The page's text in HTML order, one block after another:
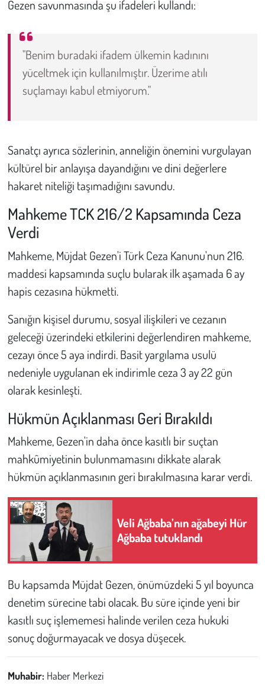
Gezen savunmasında şu ifadeleri kullandı:
"Benim buradaki ifadem ülkemin kadınını
yüceltmek için kullanılmıştır. Üzerime atılı
suçlamayı kabul etmiyorum."
Sanatçı ayrıca sözlerinin, anneliğin önemini vurgulayan
kültürel bir anlayışa dayandığını ve dini değerlere
hakaret niteliği taşımadığını savundu.
Mahkeme TCK 216/2 Kapsamında Ceza
Verdi
Mahkeme, Müjdat Gezen'i Türk Ceza Kanunu'nun 216.
maddesi kapsamında suçlu bularak ilk aşamada 6 ay
hapis cezasına hükmetti.
Sanığın kişisel durumu, sosyal ilişkileri ve cezanın
geleceği üzerindeki etkilerini değerlendiren mahkeme,
cezayı önce 5 aya indirdi. Basit yargılama usulü
nedeniyle uygulanan ek indirimle ceza 3 ay 22 gün
olarak kesinleşti.
Hükmün Açıklanması Geri Bırakıldı
Mahkeme, Gezen'in daha önce kasıtlı bir suçtan
mahkûmiyetinin bulunmamasını dikkate alarak
hükmün açıklanmasının geri bırakılmasına karar verdi.
Veli Ağbaba’nın ağabeyi Hür
Ağbaba tutuklandı
Bu kapsamda Müjdat Gezen, önümüzdeki 5 yıl boyunca
denetim sürecine tabi olacak. Bu süre içinde yeni bir
kasıtlı suç işlememesi halinde verilen ceza hukuki
sonuç doğurmayacak ve dosya düşecek.
Muhabir: Haber Merkezi